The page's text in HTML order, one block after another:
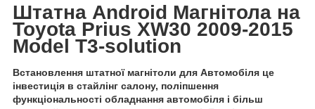
Штатна Android Магнітола на
Toyota Prius XW30 2009-2015
Model T3-solution
Встановлення штатної магнітоли для Автомобіля це
інвестиція в стайлінг салону, поліпшення
функціональності обладнання автомобіля і більш